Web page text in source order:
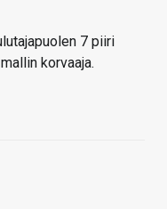
7 piiri
korvaaja.